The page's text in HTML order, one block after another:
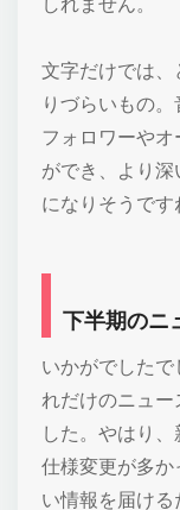
文字だけでは
りづらいもの。
フォロワーや
ができ、より
になりそうです
下半期のニ
いかがでした
れだけのニュー
した。やはり
仕様変更が多
い情報を届け